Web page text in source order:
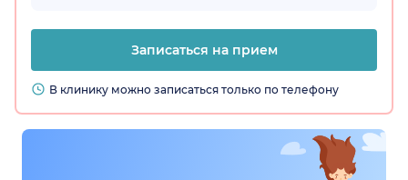
Записаться на прием
В клинику можно записаться только по телефону